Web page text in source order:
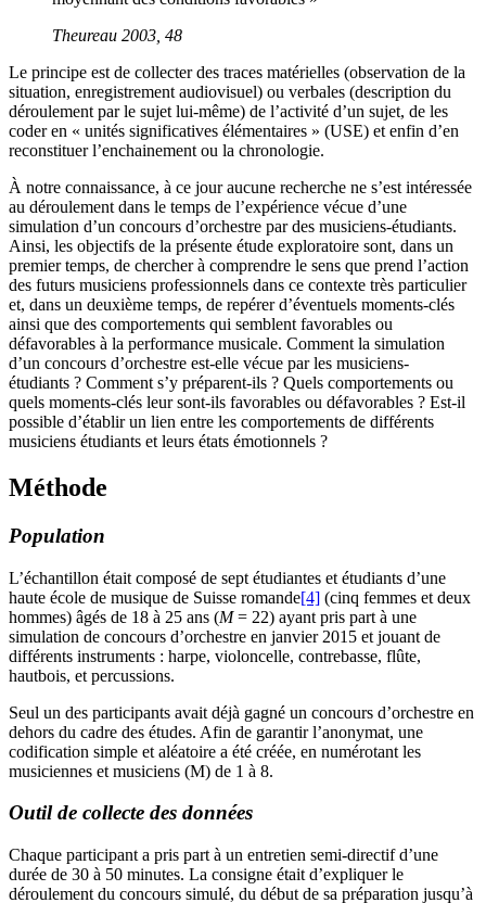
Theureau 2003, 48
Le principe est de collecter des traces matérielles (observation de la
situation, enregistrement audiovisuel) ou verbales (description du
déroulement par le sujet lui-même) de l’activité d’un sujet, de les
coder en « unités significatives élémentaires » (USE) et enfin d’en
reconstituer l’enchainement ou la chronologie.
À notre connaissance, à ce jour aucune recherche ne s’est intéressée
au déroulement dans le temps de l’expérience vécue d’une
simulation d’un concours d’orchestre par des musiciens-étudiants.
Ainsi, les objectifs de la présente étude exploratoire sont, dans un
premier temps, de chercher à comprendre le sens que prend l’action
des futurs musiciens professionnels dans ce contexte très particulier
et, dans un deuxième temps, de repérer d’éventuels moments-clés
ainsi que des comportements qui semblent favorables ou
défavorables à la performance musicale. Comment la simulation
d’un concours d’orchestre est-elle vécue par les musiciens-
étudiants ? Comment s’y préparent-ils ? Quels comportements ou
quels moments-clés leur sont-ils favorables ou défavorables ? Est-il
possible d’établir un lien entre les comportements de différents
musiciens étudiants et leurs états émotionnels ?
Méthode
Population
L’échantillon était composé de sept étudiantes et étudiants d’une
haute école de musique de Suisse romande[4] (cinq femmes et deux
hommes) âgés de 18 à 25 ans (M= 22) ayant pris part à une
simulation de concours d’orchestre en janvier 2015 et jouant de
différents instruments : harpe, violoncelle, contrebasse, flûte,
hautbois, et percussions.
Seul un des participants avait déjà gagné un concours d’orchestre en
dehors du cadre des études. Afin de garantir l’anonymat, une
codification simple et aléatoire a été créée, en numérotant les
musiciennes et musiciens (M) de 1 à 8.
Outil de collecte des données
Chaque participant a pris part à un entretien semi-directif d’une
durée de 30 à 50 minutes. La consigne était d’expliquer le
déroulement du concours simulé, du début de sa préparation jusqu’à